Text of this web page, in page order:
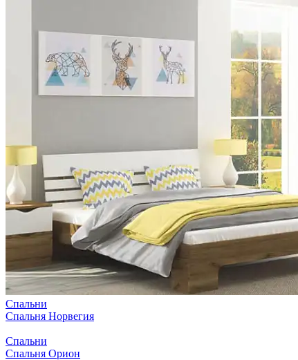
Спальни
Спальня Норвегия
Спальни
Спальня Орион